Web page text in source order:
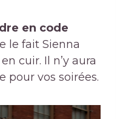
en code
le fait Sienna
cuir. Il n’y aura
pour vos soirées.